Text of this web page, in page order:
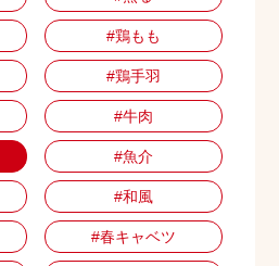
#鶏もも
#鶏手羽
#牛肉
#魚介
#和風
#春キャベツ